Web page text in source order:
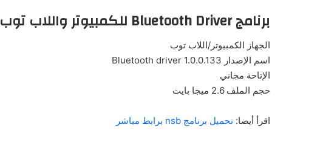
برنامج Bluetooth Driver للكمبيوتر واللاب توب
الجهاز الكمبيوتر/اللاب توب
اسم الإصدار Bluetooth driver 1.0.0.133
الإتاحة مجاني
حجم الملف 2.6 ميجا بايت
اقرأ أيضا: تحميل برنامج nsb برابط مباشر